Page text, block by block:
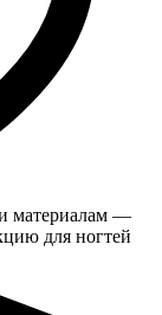
материалам —
для ногтей